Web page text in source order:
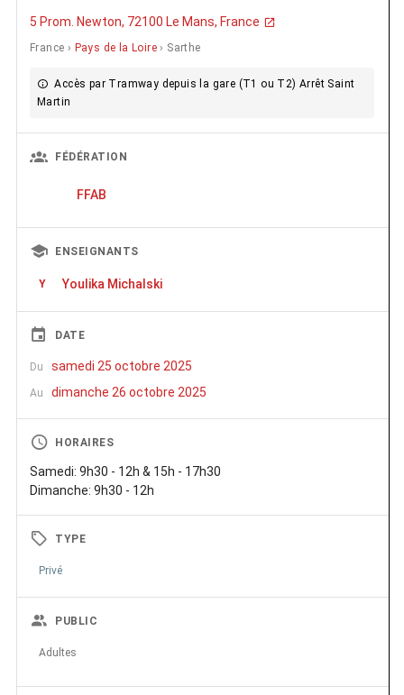
5 Prom. Newton, 72100 Le Mans, France
France › Pays de la Loire › Sarthe
Accès par Tramway depuis la gare (T1 ou T2) Arrêt Saint
Martin
FÉDÉRATION
FFAB
ENSEIGNANTS
Y Youlika Michalski
DATE
Du samedi 25 octobre 2025
Au dimanche 26 octobre 2025
HORAIRES
Samedi: 9h30 - 12h & 15h - 17h30
Dimanche: 9h30 - 12h
TYPE
Privé
PUBLIC
Adultes